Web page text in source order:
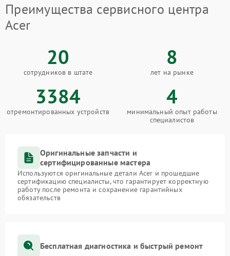
Преимущества сервисного центра
Acer
20
сотрудников в штате
8
лет на рынке
3384
отремонтированных устройств
4
минимальный опыт работы
специалистов
Оригинальные запчасти и
сертифицированные мастера
Используются оригинальные детали Acer и прошедшие
сертификацию специалисты, что гарантирует корректную
работу после ремонта и сохранение гарантийных
обязательств
Бесплатная диагностика и быстрый ремонт